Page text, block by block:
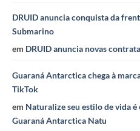
DRUID anuncia conquista da
Submarino
em DRUID anuncia novas
Guaraná Antarctica chega à
TikTok
em Naturalize seu estilo de vida
Guaraná Antarctica Natu